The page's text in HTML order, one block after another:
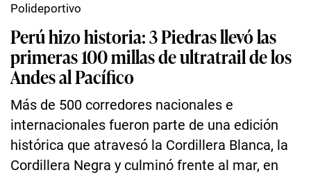
Perú hizo historia: 3 Piedras llevó las
primeras 100 millas de ultratrail de los
Andes al Pacífico
Más de 500 corredores nacionales e
internacionales fueron parte de una edición
histórica que atravesó la Cordillera Blanca, la
Cordillera Negra y culminó frente al mar, en
Polideportivo